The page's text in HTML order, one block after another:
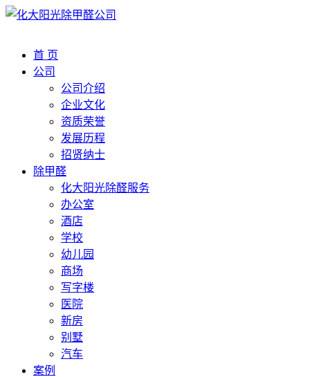
首 页
公司
公司介绍
企业文化
资质荣誉
发展历程
招贤纳士
除甲醛
化大阳光除醛服务
办公室
酒店
学校
幼儿园
商场
写字楼
医院
新房
别墅
汽车
案例